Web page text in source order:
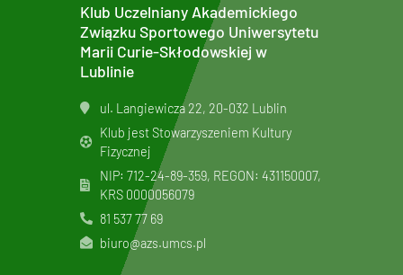
Klub Uczelniany Akademickiego
Związku Sportowego Uniwersytetu
Marii Curie-Skłodowskiej w
Lublinie
ul. Langiewicza 22, 20-032 Lublin
Klub jest Stowarzyszeniem Kultury
Fizycznej
NIP: 712-24-89-359, REGON: 431150007,
KRS 0000056079
81 537 77 69
biuro@azs.umcs.pl